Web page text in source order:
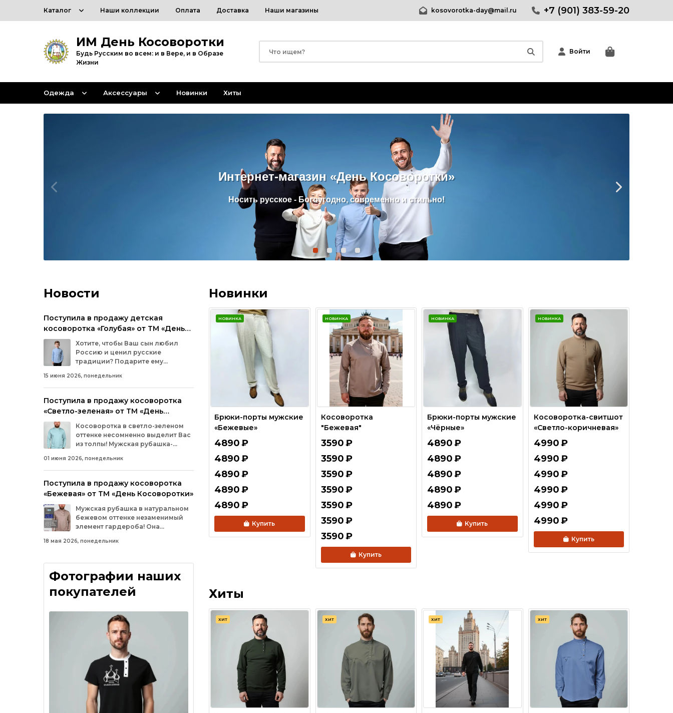
Каталог Наши коллекции Оплата Доставка Наши магазины kosovorotka-day@mail.ru +7 (901) 383-59-20
ИМ День Косоворотки
Будь Русским во всем: и в Вере, и в Образе
Жизни
Войти
Одежда Аксессуары Новинки Хиты
Интернет-магазин «День Косоворотки»
Носить русское - Богоугодно, современно и стильно!
Новинки
НОВИНКА
Брюки-порты мужские
«Бежевые»
4890₽
4890₽
4890₽
4890₽
4890₽
Купить
НОВИНКА
Косоворотка
"Бежевая"
3590₽
3590₽
3590₽
3590₽
3590₽
3590₽
3590₽
Купить
НОВИНКА
Брюки-порты мужские
«Чёрные»
4890₽
4890₽
4890₽
4890₽
4890₽
Купить
НОВИНКА
Косоворотка-свитшот
«Светло-коричневая»
4990₽
4990₽
4990₽
4990₽
4990₽
4990₽
Купить
Хиты
ХИТ ХИТ ХИТ ХИТ
Новости
Поступила в продажу детская
косоворотка «Голубая» от ТМ «День
Косоворотки»Хотите, чтобы Ваш сын любил
Россию и ценил русские
традиции? Подарите ему
такую русскую рубашку много столетий
подряд носили его прадеды. И его душа
наполнится гордостью за то, что Он –
Русский!
15 июня 2026, понедельник
Поступила в продажу косоворотка
«Светло-зеленая» от ТМ «День
Косоворотки»Косоворотка в светло-зеленом
оттенке несомненно выделит Вас
из толпы! Мужская рубашка-
имеет прямой, свободный крой и
классический косой воротник-стойку на 4
пуговицы, внизу по бокам сделаны
разрезы.
01 июня 2026, понедельник
Поступила в продажу косоворотка
«Бежевая» от ТМ «День Косоворотки»
Мужская рубашка в натуральном
бежевом оттенке незаменимый
элемент гардероба! Она
концептуально для повседневной носки,
свадьбу, торжественных мероприятий.
18 мая 2026, понедельник
Фотографии наших
покупателей